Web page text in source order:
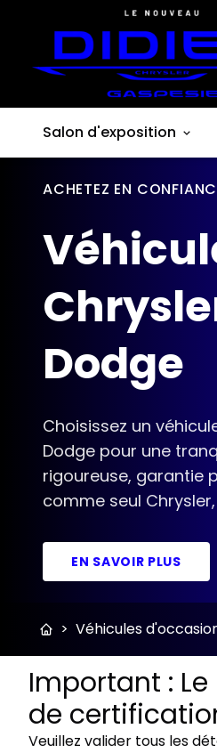
Salon d'exposition
ACHETEZ EN
Dodge
Choisissez un
Dodge pour une
rigoureuse, garantie
comme seul
EN SAVOIR PLUS
> Véhicules
Important :
de
Veuillez valider tous les